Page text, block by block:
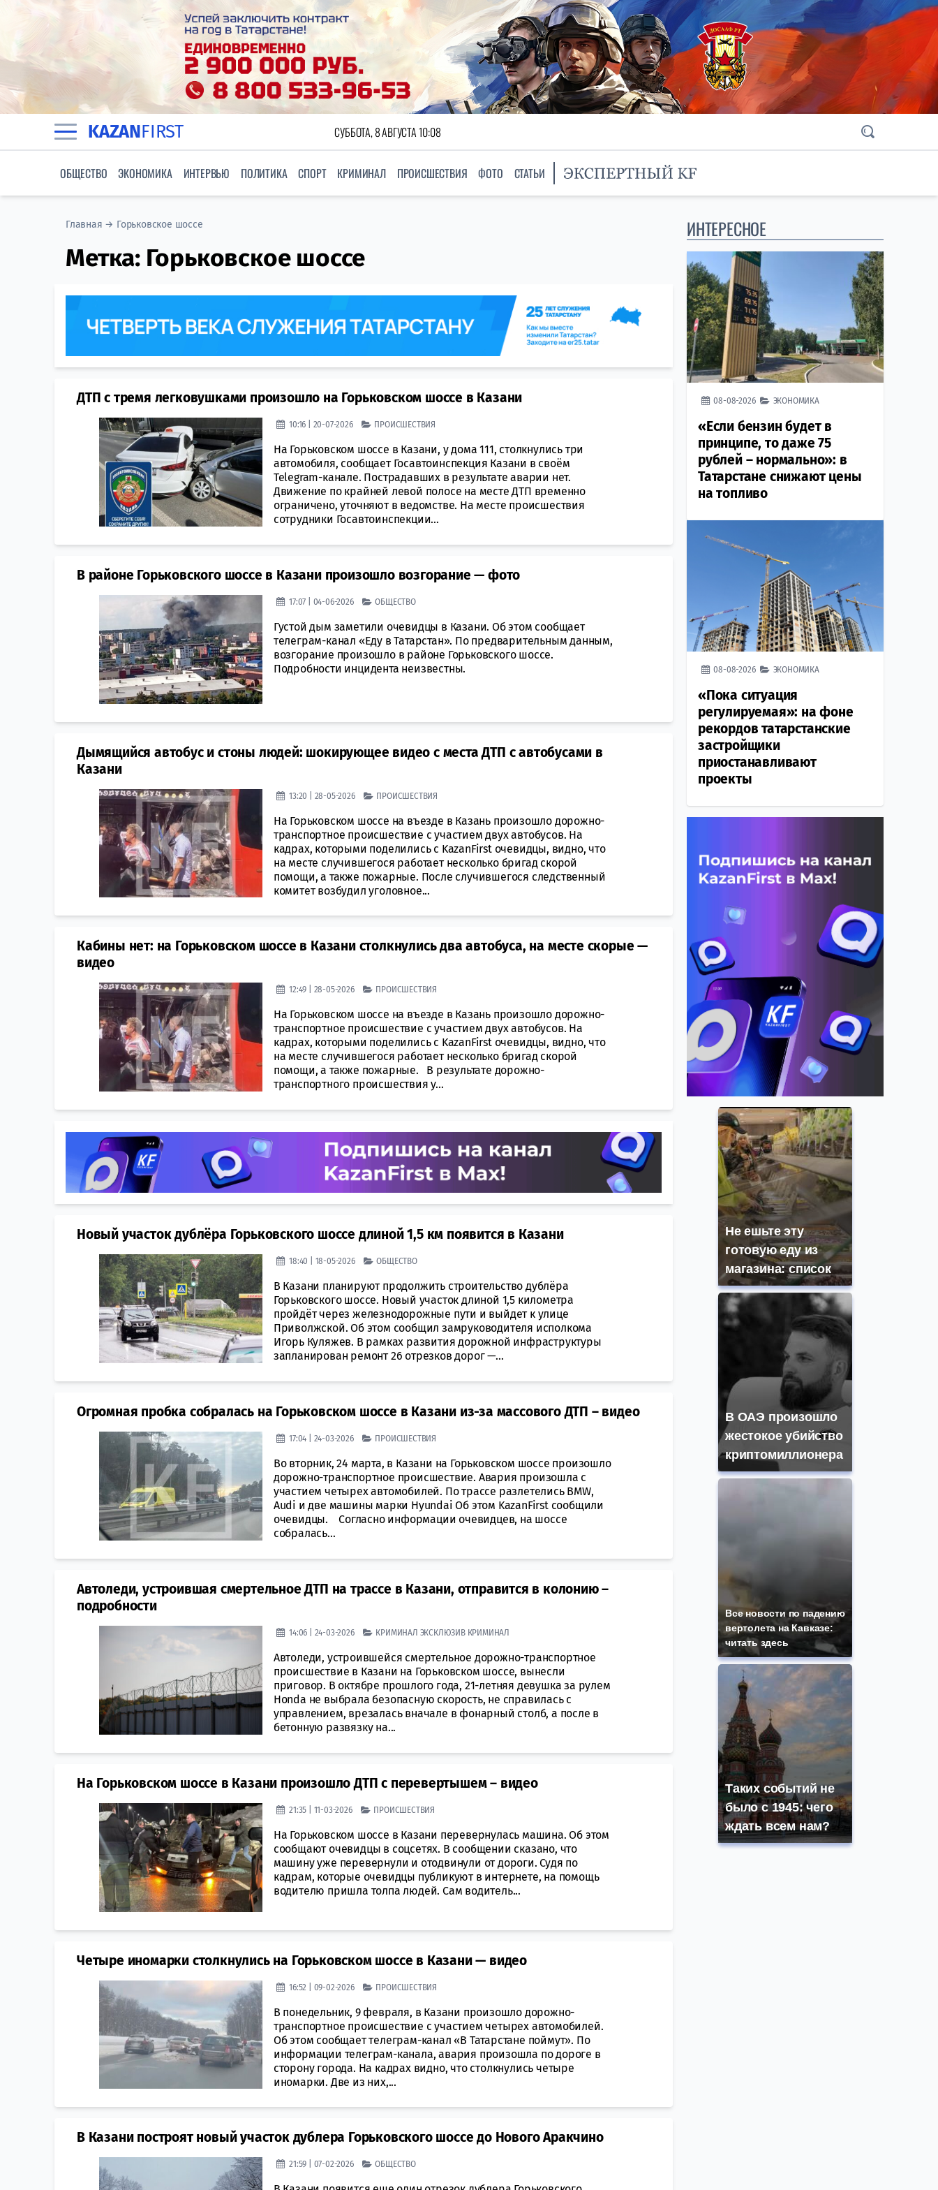
KAZANFIRST СУББОТА, 8 АВГУСТА 10:08
ОБЩЕСТВО ЭКОНОМИКА ИНТЕРВЬЮ ПОЛИТИКА СПОРТ КРИМИНАЛ ПРОИСШЕСТВИЯ ФОТО СТАТЬИ
Главная → Горьковское шоссе
Метка: Горьковское шоссе
ДТП с тремя легковушками произошло на Горьковском шоссе в Казани
10:16 | 20-07-2026 ПРОИСШЕСТВИЯ
На Горьковском шоссе в Казани, у дома 111, столкнулись три
автомобиля, сообщает Госавтоинспекция Казани в своём
Telegram-канале. Пострадавших в результате аварии нет.
Движение по крайней левой полосе на месте ДТП временно
ограничено, уточняют в ведомстве. На месте происшествия
сотрудники Госавтоинспекции...
В районе Горьковского шоссе в Казани произошло возгорание — фото
17:07 | 04-06-2026 ОБЩЕСТВО
Густой дым заметили очевидцы в Казани. Об этом сообщает
телеграм-канал «Еду в Татарстан». По предварительным данным,
возгорание произошло в районе Горьковского шоссе.
Подробности инцидента неизвестны.
Дымящийся автобус и стоны людей: шокирующее видео с места ДТП с автобусами в
Казани
13:20 | 28-05-2026 ПРОИСШЕСТВИЯ
На Горьковском шоссе на въезде в Казань произошло дорожно-
транспортное происшествие с участием двух автобусов. На
кадрах, которыми поделились с KazanFirst очевидцы, видно, что
на месте случившегося работает несколько бригад скорой
помощи, а также пожарные. После случившегося следственный
комитет возбудил уголовное...
Кабины нет: на Горьковском шоссе в Казани столкнулись два автобуса, на месте скорые —
видео
12:49 | 28-05-2026 ПРОИСШЕСТВИЯ
На Горьковском шоссе на въезде в Казань произошло дорожно-
транспортное происшествие с участием двух автобусов. На
кадрах, которыми поделились с KazanFirst очевидцы, видно, что
на месте случившегося работает несколько бригад скорой
помощи, а также пожарные. В результате дорожно-
транспортного происшествия у...
Новый участок дублёра Горьковского шоссе длиной 1,5 км появится в Казани
18:40 | 18-05-2026 ОБЩЕСТВО
В Казани планируют продолжить строительство дублёра
Горьковского шоссе. Новый участок длиной 1,5 километра
пройдёт через железнодорожные пути и выйдет к улице
Приволжской. Об этом сообщил замруководителя исполкома
Игорь Куляжев. В рамках развития дорожной инфраструктуры
запланирован ремонт 26 отрезков дорог —...
Огромная пробка собралась на Горьковском шоссе в Казани из-за массового ДТП – видео
17:04 | 24-03-2026 ПРОИСШЕСТВИЯ
Во вторник, 24 марта, в Казани на Горьковском шоссе произошло
дорожно-транспортное происшествие. Авария произошла с
участием четырех автомобилей. По трассе разлетелись BMW,
Audi и две машины марки Hyundai Об этом KazanFirst сообщили
очевидцы. Cогласно информации очевидцев, на шоссе
собралась...
Автоледи, устроившая смертельное ДТП на трассе в Казани, отправится в колонию –
подробности
14:06 | 24-03-2026 КРИМИНАЛ ЭКСКЛЮЗИВ КРИМИНАЛ
Автоледи, устроившейся смертельное дорожно-транспортное
происшествие в Казани на Горьковском шоссе, вынесли
приговор. В октябре прошлого года, 21-летняя девушка за рулем
Honda не выбрала безопасную скорость, не справилась с
управлением, врезалась вначале в фонарный столб, а после в
бетонную развязку на...
На Горьковском шоссе в Казани произошло ДТП с перевертышем – видео
21:35 | 11-03-2026 ПРОИСШЕСТВИЯ
На Горьковском шоссе в Казани перевернулась машина. Об этом
сообщают очевидцы в соцсетях. В сообщении сказано, что
машину уже перевернули и отодвинули от дороги. Судя по
кадрам, которые очевидцы публикуют в интернете, на помощь
водителю пришла толпа людей. Сам водитель...
Четыре иномарки столкнулись на Горьковском шоссе в Казани — видео
16:52 | 09-02-2026 ПРОИСШЕСТВИЯ
В понедельник, 9 февраля, в Казани произошло дорожно-
транспортное происшествие с участием четырех автомобилей.
Об этом сообщает телеграм-канал «В Татарстане поймут». По
информации телеграм-канала, авария произошла по дороге в
сторону города. На кадрах видно, что столкнулись четыре
иномарки. Две из них,...
В Казани построят новый участок дублера Горьковского шоссе до Нового Аракчино
21:59 | 07-02-2026 ОБЩЕСТВО
ИНТЕРЕСНОЕ
08-08-2026 ЭКОНОМИКА
«Если бензин будет в
принципе, то даже 75
рублей – нормально»: в
Татарстане снижают цены
на топливо
08-08-2026 ЭКОНОМИКА
«Пока ситуация
регулируемая»: на фоне
рекордов татарстанские
застройщики
приостанавливают
проекты
Не ешьте эту
готовую еду из
магазина: список
В ОАЭ произошло
жестокое убийство
криптомиллионера
Все новости по падению
вертолета на Кавказе:
читать здесь
Таких событий не
было с 1945: чего
ждать всем нам?